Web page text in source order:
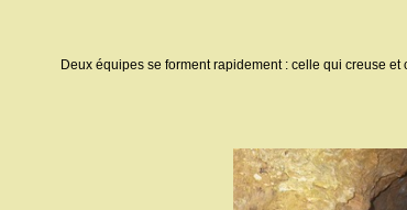
Deux équipes se forment rapidement : celle qui creuse et